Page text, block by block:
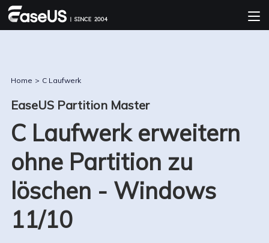
Home > C Laufwerk
EaseUS Partition Master
C Laufwerk erweitern
ohne Partition zu
löschen - Windows
11/10